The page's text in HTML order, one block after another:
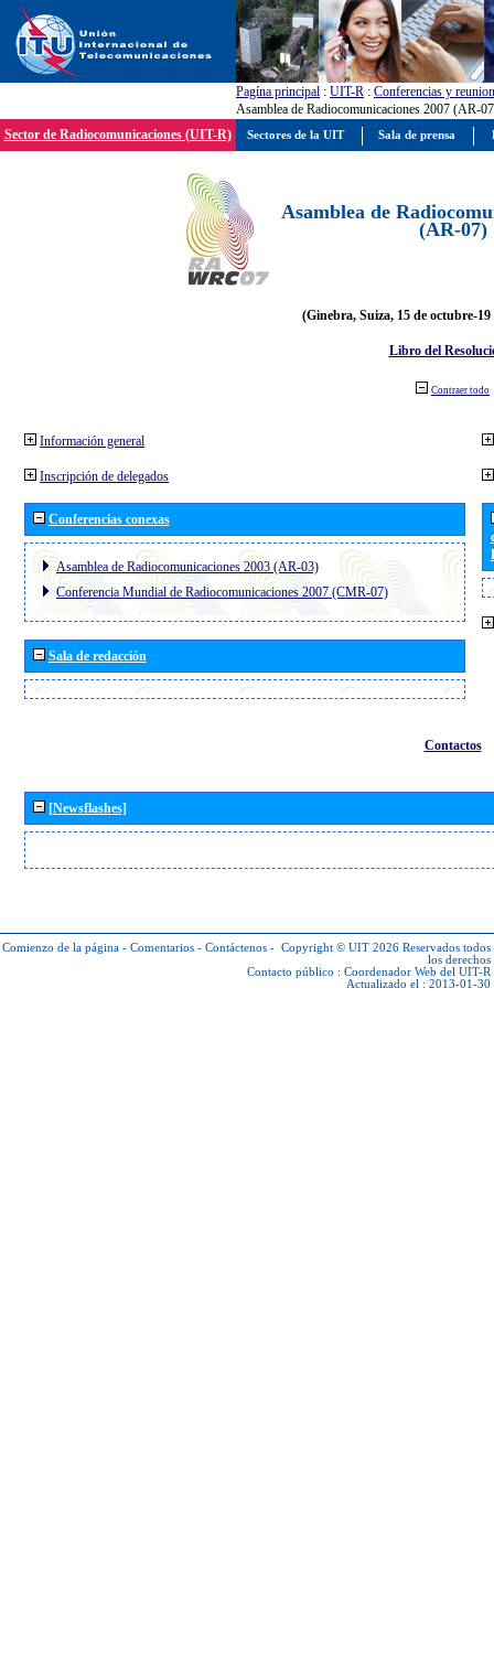
Pagína principal : UIT-R : Conferencias y
Asamblea de Radiocomunicaciones 2007 (AR-
Sector de Radiocomunicaciones (UIT-R)
Asamblea de
(AR-07)
(Ginebra, Suiza, 15 de octubre-19
Libro del
Contraer todo
Información general
Inscripción de delegados
Conferencias conexas
Asamblea de Radiocomunicaciones 2003 (AR-03)
Conferencia Mundial de Radiocomunicaciones 2007 (CMR-07)
Sala de redacción
Contactos
[Newsflashes]
Comienzo de la página - Comentarios - Contáctenos - Copyright © UIT 2026 Reservados todos
los derechos
Contacto público : Coordenador Web del UIT-R
Actualizado el : 2013-01-30
Sectores de la UIT Sala de prensa